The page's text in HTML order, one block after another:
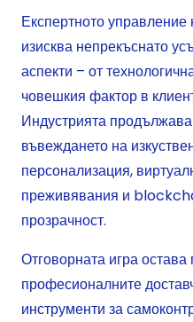
Експертното
изисква непрекъснато
аспекти – от
човешкия фактор в
Индустрията
въвеждането на
персонализация,
преживявания и
прозрачност.
Отговорната игра остава
професионалните
инструменти за